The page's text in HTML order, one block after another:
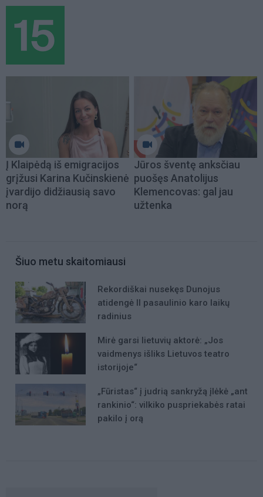
Į Klaipėdą iš emigracijos
grįžusi Karina Kučinskienė
įvardijo didžiausią savo
norą
Jūros šventę anksčiau
puošęs Anatolijus
Klemencovas: gal jau
užtenka
Šiuo metu skaitomiausi
Rekordiškai nusekęs Dunojus
atidengė II pasaulinio karo laikų
radinius
Mirė garsi lietuvių aktorė: „Jos
vaidmenys išliks Lietuvos teatro
istorijoje“
„Fūristas“ į judrią sankryžą įlėkė „ant
rankinio“: vilkiko puspriekabės ratai
pakilo į orą